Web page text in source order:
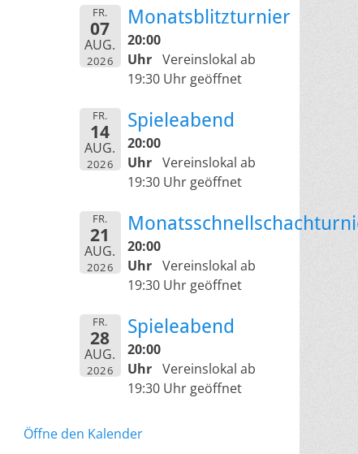
FR.
07
AUG.
2026
Monatsblitzturnier
20:00
Uhr Vereinslokal ab
19:30 Uhr geöffnet
FR.
14
AUG.
2026
Spieleabend
20:00
Uhr Vereinslokal ab
19:30 Uhr geöffnet
FR.
21
AUG.
2026
20:00
Uhr Vereinslokal ab
19:30 Uhr geöffnet
FR.
28
AUG.
2026
Spieleabend
20:00
Uhr Vereinslokal ab
19:30 Uhr geöffnet
Öffne den Kalender